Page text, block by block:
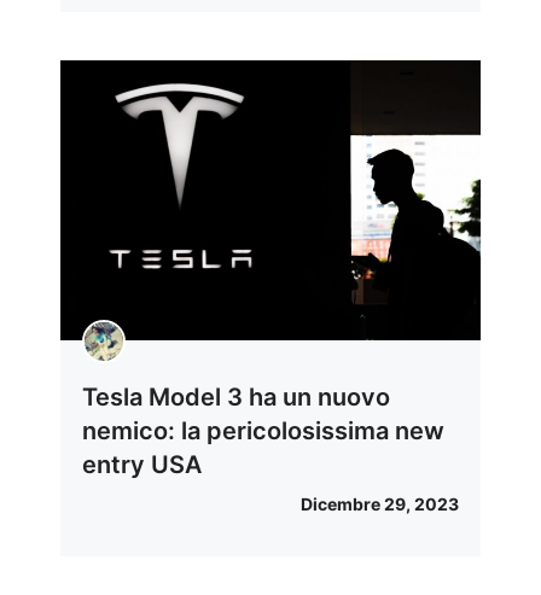
Tesla Model 3 ha un nuovo
nemico: la pericolosissima new
entry USA
Dicembre 29, 2023